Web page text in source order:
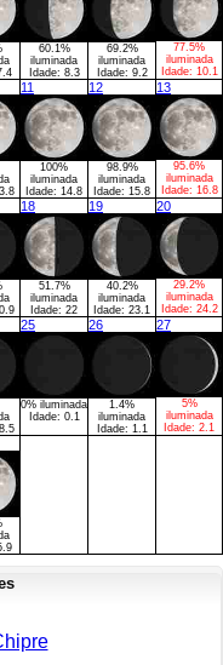
60.1%
iluminada
Idade: 8.3
69.2%
iluminada
Idade: 9.2
77.5%
iluminada
Idade: 10.1
11
100%
iluminada
Idade: 14.8
12
98.9%
iluminada
Idade: 15.8
13
95.6%
iluminada
Idade: 16.8
18
51.7%
iluminada
Idade: 22
19
40.2%
iluminada
Idade: 23.1
20
29.2%
iluminada
Idade: 24.2
25
0% iluminada
Idade: 0.1
26
1.4%
iluminada
Idade: 1.1
27
5%
iluminada
Idade: 2.1